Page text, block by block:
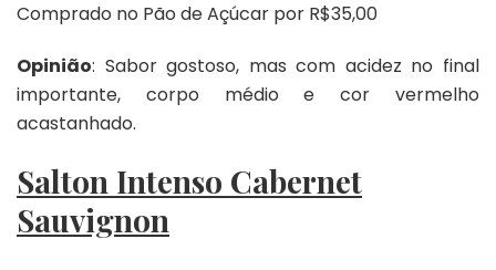
Comprado no Pão de Açúcar por R$35,00
Opinião: Sabor gostoso, mas com acidez no final
importante, corpo médio e cor vermelho
acastanhado.
Salton Intenso Cabernet
Sauvignon